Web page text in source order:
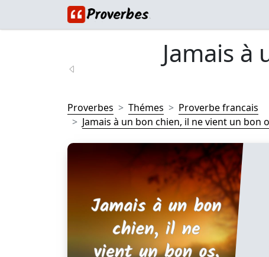
Jamais à
Proverbes Thémes
Proverbe francais
Jamais à un bon chien, il ne vient un bon